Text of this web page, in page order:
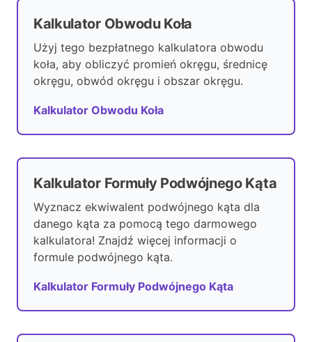
Kalkulator Obwodu Koła
Użyj tego bezpłatnego kalkulatora obwodu
koła, aby obliczyć promień okręgu, średnicę
okręgu, obwód okręgu i obszar okręgu.
Kalkulator Obwodu Koła
Kalkulator Formuły Podwójnego Kąta
Wyznacz ekwiwalent podwójnego kąta dla
danego kąta za pomocą tego darmowego
kalkulatora! Znajdź więcej informacji o
formule podwójnego kąta.
Kalkulator Formuły Podwójnego Kąta